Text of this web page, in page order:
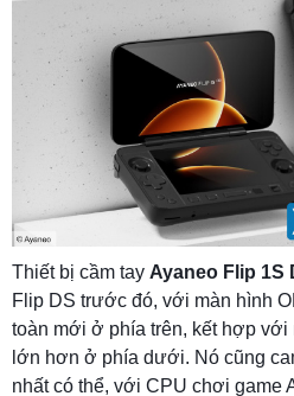
Thiết bị cầm tay Ayaneo Flip 1S
Flip DS trước đó, với màn hình
toàn mới ở phía trên, kết hợp với
lớn hơn ở phía dưới. Nó cũng
nhất có thể, với CPU chơi game